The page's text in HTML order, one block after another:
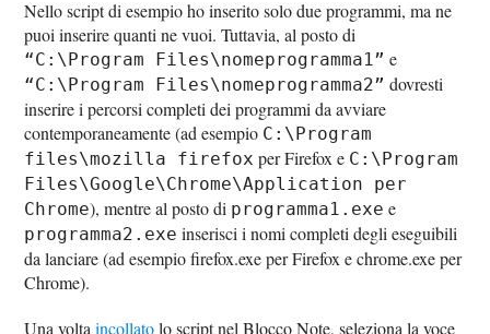
Nello script di esempio ho inserito solo due programmi, ma ne
puoi inserire quanti ne vuoi. Tuttavia, al posto di
“C:\Program Files\nomeprogramma1” e
“C:\Program Files\nomeprogramma2” dovresti
inserire i percorsi completi dei programmi da avviare
contemporaneamente (ad esempio C:\Program
files\mozilla firefox per Firefox e C:\Program
Files\Google\Chrome\Application per
Chrome), mentre al posto di programma1.exe e
programma2.exe inserisci i nomi completi degli eseguibili
da lanciare (ad esempio firefox.exe per Firefox e chrome.exe per
Chrome).
Una voltaincollatolo script nel Blocco Note, seleziona la voce